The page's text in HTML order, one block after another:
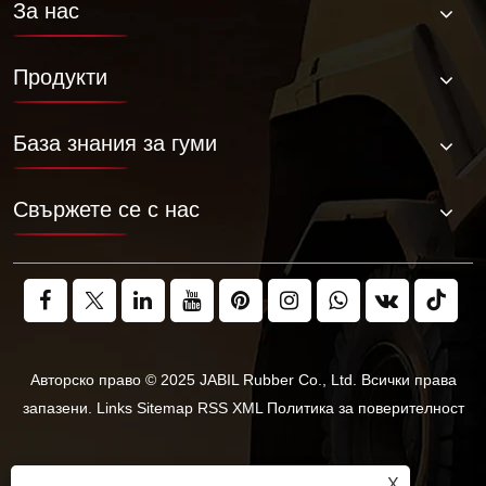
За нас
Продукти
База знания за гуми
Свържете се с нас
Авторско право © 2025 JABIL Rubber Co., Ltd. Всички права
запазени. Links Sitemap RSS XML Политика за поверителност